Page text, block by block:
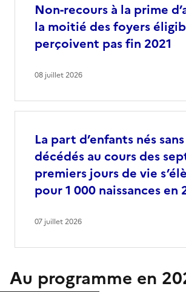
Non-recours à la prime
la moitié des foyers
perçoivent pas fin 2021
08 juillet 2026
La part d’enfants nés
décédés au cours des
premiers jours de vie
pour 1 000 naissances en
07 juillet 2026
Au programme en